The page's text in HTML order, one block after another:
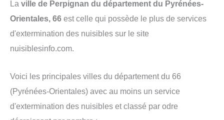
La ville de Perpignan du département du Pyrénées-
Orientales, 66 est celle qui possède le plus de services
d'extermination des nuisibles sur le site
nuisiblesinfo.com.
Voici les principales villes du département du 66
(Pyrénées-Orientales) avec au moins un service
d'extermination des nuisibles et classé par odre